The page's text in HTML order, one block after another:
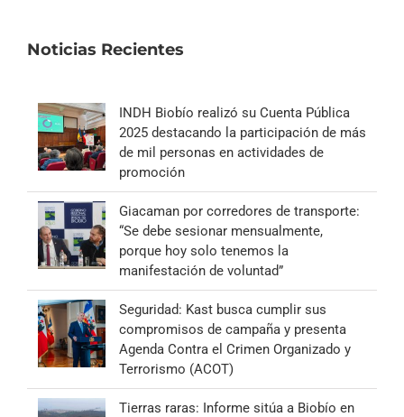
Noticias Recientes
INDH Biobío realizó su Cuenta Pública
2025 destacando la participación de más
de mil personas en actividades de
promoción
Giacaman por corredores de transporte:
“Se debe sesionar mensualmente,
porque hoy solo tenemos la
manifestación de voluntad”
Seguridad: Kast busca cumplir sus
compromisos de campaña y presenta
Agenda Contra el Crimen Organizado y
Terrorismo (ACOT)
Tierras raras: Informe sitúa a Biobío en